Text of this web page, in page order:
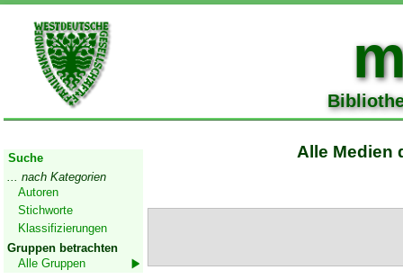
Suche
... nach Kategorien
Autoren
Stichworte
Klassifizierungen
Gruppen betrachten
Alle Gruppen
Alle Medien